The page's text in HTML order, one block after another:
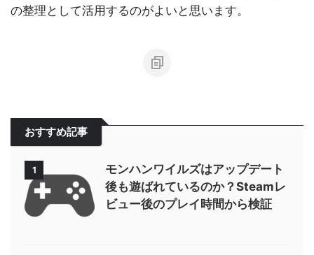
の整理として活用するのがよいと思います。
おすすめ記事
1
モンハンワイルズはアップデート
後も遊ばれているのか？Steamレ
ビュー後のプレイ時間から検証